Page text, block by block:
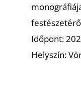
Időpont:
Helyszín: